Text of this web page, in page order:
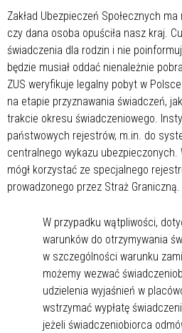
Zakład Ubezpieczeń Społecznych
czy dana osoba opuściła nasz kraj.
świadczenia dla rodzin i nie
będzie musiał oddać nienależnie
ZUS weryfikuje legalny pobyt w
na etapie przyznawania świadczeń,
trakcie okresu świadczeniowego.
państwowych rejestrów, m.in. do
centralnego wykazu ubezpieczonych.
mógł korzystać ze specjalnego
prowadzonego przez Straż Graniczną.
W przypadku wątpliwości,
warunków do otrzymywania
w szczególności warunku
możemy wezwać
udzielenia wyjaśnień w
wstrzymać wypłatę
jeżeli świadczeniobiorca